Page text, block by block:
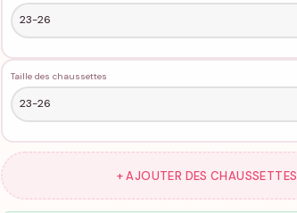
Taille des chaussettes
+ AJOUTER DES CHAUSSETTES